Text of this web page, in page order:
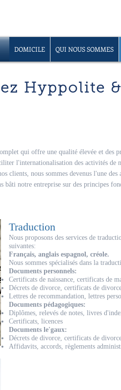
DOMICILE QUI NOUS SOMMES
Hyppolite
qui offre une qualité élevée et des
l'internationalisation des activités de
clients, nous sommes devenus l'une
bâti notre entreprise sur des principes
Traduction
Nous proposons des services de
suivantes:
Français, anglais espagnol, créole.
Nous sommes spécialisés dans la
Documents personnels:
Certificats de naissance, certificats de
Décrets de divorce, certificats de
Lettres de recommandation, lettres
Documents pédagogiques:
Diplômes, relevés de notes, livres
Certificats, licences
Documents le'gaux:
Décrets de divorce, certificats de
Affidavits, accords, règlements